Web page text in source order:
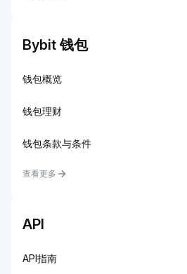
Bybit 钱包
钱包概览
钱包理财
钱包条款与条件
查看更多
API
API指南